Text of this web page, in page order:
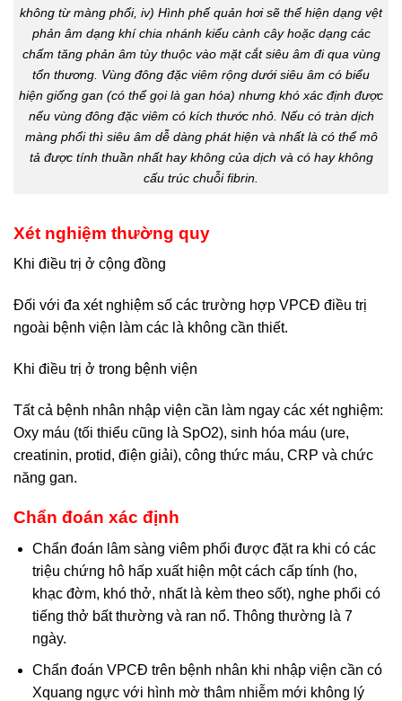
không từ màng phổi, iv) Hình phế quản hơi sẽ thể hiện dạng vệt
phản âm dạng khí chia nhánh kiểu cành cây hoặc dạng các
chấm tăng phản âm tùy thuộc vào mặt cắt siêu âm đi qua vùng
tổn thương. Vùng đông đặc viêm rộng dưới siêu âm có biểu
hiện giống gan (có thể gọi là gan hóa) nhưng khó xác định được
nếu vùng đông đặc viêm có kích thước nhỏ. Nếu có tràn dịch
màng phổi thì siêu âm dễ dàng phát hiện và nhất là có thể mô
tả được tính thuần nhất hay không của dịch và có hay không
cấu trúc chuỗi fibrin.
Xét nghiệm thường quy
Khi điều trị ở cộng đồng
Đối với đa xét nghiệm số các trường hợp VPCĐ điều trị
ngoài bệnh viện làm các là không cần thiết.
Khi điều trị ở trong bệnh viện
Tất cả bệnh nhân nhập viện cần làm ngay các xét nghiệm:
Oxy máu (tối thiểu cũng là SpO2), sinh hóa máu (ure,
creatinin, protid, điện giải), công thức máu, CRP và chức
năng gan.
Chẩn đoán xác định
Chẩn đoán lâm sàng viêm phổi được đặt ra khi có các
triệu chứng hô hấp xuất hiện một cách cấp tính (ho,
khạc đờm, khó thở, nhất là kèm theo sốt), nghe phổi có
tiếng thở bất thường và ran nổ. Thông thường là 7
ngày.
Chẩn đoán VPCĐ trên bệnh nhân khi nhập viện cần có
Xquang ngực với hình mờ thâm nhiễm mới không lý